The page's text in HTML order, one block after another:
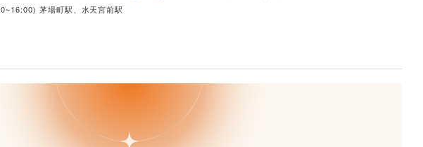
茅場町駅、水天宮前駅